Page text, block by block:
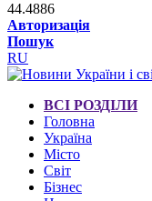
44.4886
Авторизація
Пошук
RU
ВСІ РОЗДІЛИ
Головна
Україна
Місто
Світ
Бізнес